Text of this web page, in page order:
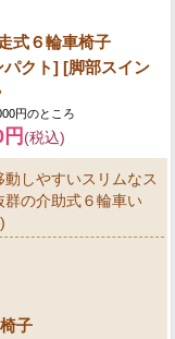
式６輪車椅子
クト] [脚部スイン
円のところ
(税込)
しやすいスリムなス
群の介助式６輪車い
子